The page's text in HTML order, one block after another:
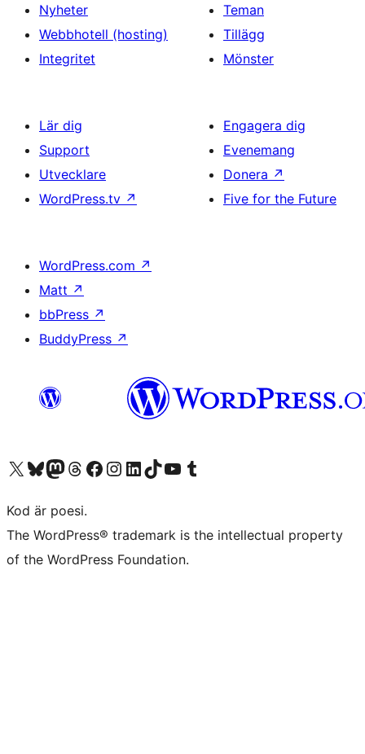
Nyheter
Webbhotell (hosting)
Integritet
Teman
Tillägg
Mönster
Lär dig
Support
Utvecklare
WordPress.tv ↗
Engagera dig
Evenemang
Donera ↗
Five for the Future
WordPress.com ↗
Matt ↗
bbPress ↗
BuddyPress ↗
Besök vår X-konto (f.d. Twitter)
Besök vårt Bluesky-konto
Besök vårt Mastodon-konto
Besök vårt Thread-konto
Besök vår Facebook-sidaBesök vårt Instagram-konto
Besök vårt LinkedIn-konto
Besök vårt TikTok-konto
Besök vår YouTube-kanalBesök vårt Tumblr-konto
Kod är poesi.
The WordPress® trademark is the intellectual property
of the WordPress Foundation.